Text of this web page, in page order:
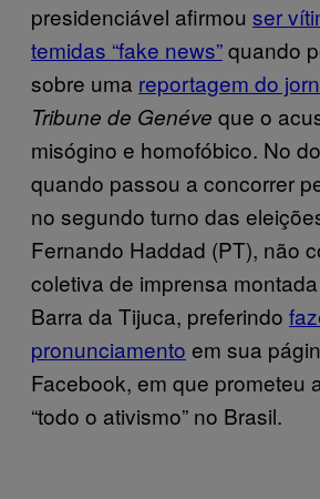
presidenciável afirmou ser
temidas “fake news”quando
sobre uma reportagem do
Tribune de Genéve que o
misógino e homofóbico. No
quando passou a concorrer
no segundo turno das
Fernando Haddad (PT), não
coletiva de imprensa
Barra da Tijuca, preferindo
pronunciamento em sua
Facebook, em que prometeu
“todo o ativismo” no Brasil.